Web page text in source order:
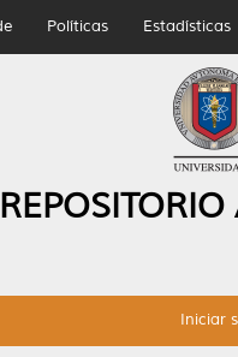
Políticas Estadísticas
Iniciar